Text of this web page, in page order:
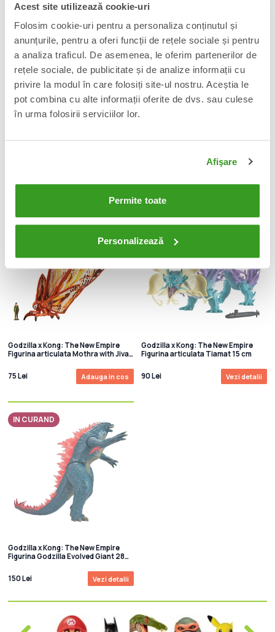
Acest site utilizează cookie-uri
Folosim cookie-uri pentru a personaliza conținutul și
anunțurile, pentru a oferi funcții de rețele sociale și pentru
a analiza traficul. De asemenea, le oferim partenerilor de
rețele sociale, de publicitate și de analize informații cu
privire la modul în care folosiți site-ul nostru. Aceștia le
pot combina cu alte informații oferite de dvs. sau culese
în urma folosirii serviciilor lor.
Afişare
Permite toate
Personalizează
Godzilla x Kong: The New Empire
Godzilla x Kong: The New Empire
Godzilla x Kong: The New Empire
Figurina articulata Mothra with Jiva
75 Lei
Adauga in cos
IN CURAND
Godzilla x Kong: The New Empire
Figurina articulata Tiamat 15 cm
90 Lei Vezi detalii
IN CURAND
Godzilla x Kong: The New Empire
Figurina Godzilla Evolved Giant 28
150 Lei
Vezi detalii